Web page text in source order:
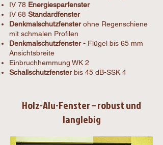
IV 78 Energiesparfenster
IV 68 Standardfenster
Denkmalschutzfensterohne Regenschiene
mit schmalen Profilen
Denkmalschutzfenster - Flügel bis 65 mm
Ansichtsbreite
Einbruchhemmung WK 2
Schallschutzfensterbis 45 dB-SSK 4
Holz-Alu-Fenster – robust und
langlebig